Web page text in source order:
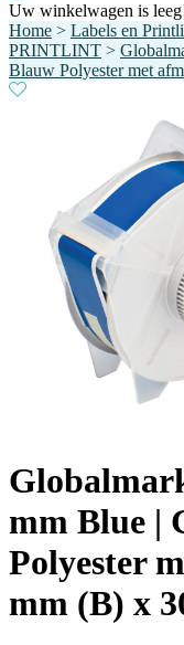
Uw winkelwagen is
Home > Labels en
PRINTLINT >
Blauw Polyester met
mm Blue |
Polyester
mm (B) x